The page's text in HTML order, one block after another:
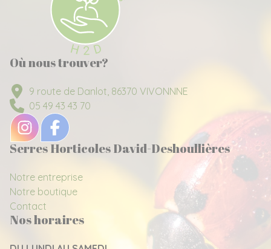
Où nous trouver?
9 route de Danlot, 86370 VIVONNNE
05 49 43 43 70
Serres Horticoles David-Deshoullières
Notre entreprise
Notre boutique
Contact
Nos horaires